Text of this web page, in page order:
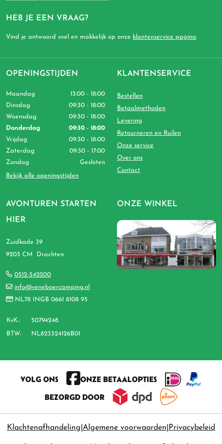
HEB JE EEN VRAAG?
Vind je antwoord snel en makkelijk op onze klantenservice pagina.
AVONTUREN STARTEN
HIER
Zuidkade 39
9203 CM Drachten
0512-542200
info@veneboercamping.nl
NL78 INGB 0661 8108 95
KvK.: 50794248
BTW: NL823324126B01
OPENINGSTIJDEN
Maandag
13:00 - 18:00
Dinsdag
09:30 - 18:00
Woensdag
09:30 - 18:00
Donderdag
09:30 - 18:00
Vrijdag
09:30 - 18:00
Zaterdag
09:30 - 17:00
Zondag
Gesloten
Bekijk alle openingstijden
KLANTENSERVICE
Bestellen
Betaalmethoden
Levering
Retourneren en Ruilen
Onze service
Over ons
Contact
ONZE WINKEL
VOLG ONS
ONZE BETAALOPTIES
BEZORGD DOOR
Klachtenafhandeling Algemene voorwaarden Privacybeleid